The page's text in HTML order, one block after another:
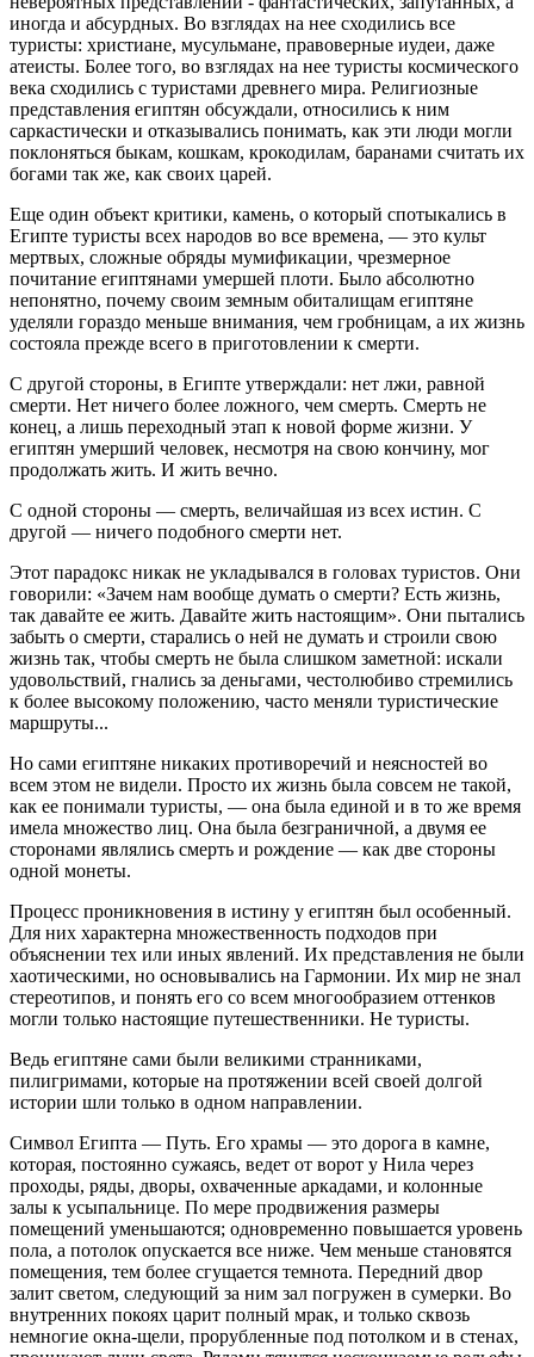
иногда и абсурдных. Во взглядах на нее сходились все
туристы: христиане, мусульмане, правоверные иудеи, даже
атеисты. Более того, во взглядах на нее туристы космического
века сходились с туристами древнего мира. Религиозные
представления египтян обсуждали, относились к ним
саркастически и отказывались понимать, как эти люди могли
поклоняться быкам, кошкам, крокодилам, баранами считать их
богами так же, как своих царей.
Еще один объект критики, камень, о который спотыкались в
Египте туристы всех народов во все времена, — это культ
мертвых, сложные обряды мумификации, чрезмерное
почитание египтянами умершей плоти. Было абсолютно
непонятно, почему своим земным обиталищам египтяне
уделяли гораздо меньше внимания, чем гробницам, а их жизнь
состояла прежде всего в приготовлении к смерти.
С другой стороны, в Египте утверждали: нет лжи, равной
смерти. Нет ничего более ложного, чем смерть. Смерть не
конец, а лишь переходный этап к новой форме жизни. У
египтян умерший человек, несмотря на свою кончину, мог
продолжать жить. И жить вечно.
С одной стороны — смерть, величайшая из всех истин. С
другой — ничего подобного смерти нет.
Этот парадокс никак не укладывался в головах туристов. Они
говорили: «Зачем нам вообще думать о смерти? Есть жизнь,
так давайте ее жить. Давайте жить настоящим». Они пытались
забыть о смерти, старались о ней не думать и строили свою
жизнь так, чтобы смерть не была слишком заметной: искали
удовольствий, гнались за деньгами, честолюбиво стремились
к более высокому положению, часто меняли туристические
маршруты...
Но сами египтяне никаких противоречий и неясностей во
всем этом не видели. Просто их жизнь была совсем не такой,
как ее понимали туристы, — она была единой и в то же время
имела множество лиц. Она была безграничной, а двумя ее
сторонами являлись смерть и рождение — как две стороны
одной монеты.
Процесс проникновения в истину у египтян был особенный.
Для них характерна множественность подходов при
объяснении тех или иных явлений. Их представления не были
хаотическими, но основывались на Гармонии. Их мир не знал
стереотипов, и понять его со всем многообразием оттенков
могли только настоящие путешественники. Не туристы.
Ведь египтяне сами были великими странниками,
пилигримами, которые на протяжении всей своей долгой
истории шли только в одном направлении.
Символ Египта — Путь. Его храмы — это дорога в камне,
которая, постоянно сужаясь, ведет от ворот у Нила через
проходы, ряды, дворы, охваченные аркадами, и колонные
залы к усыпальнице. По мере продвижения размеры
помещений уменьшаются; одновременно повышается уровень
пола, а потолок опускается все ниже. Чем меньше становятся
помещения, тем более сгущается темнота. Передний двор
залит светом, следующий за ним зал погружен в сумерки. Во
внутренних покоях царит полный мрак, и только сквозь
немногие окна-щели, прорубленные под потолком и в стенах,